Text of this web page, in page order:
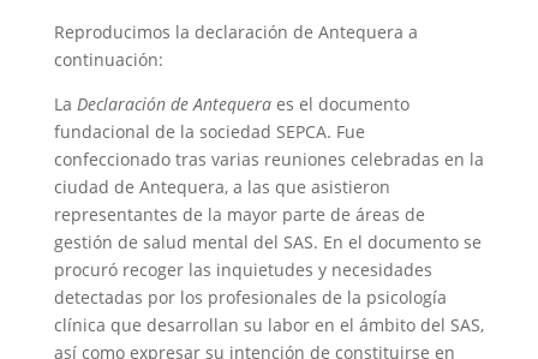
Reproducimos la declaración de Antequera a
continuación:
La Declaración de Antequeraes el documento
fundacional de la sociedad SEPCA. Fue
confeccionado tras varias reuniones celebradas en la
ciudad de Antequera, a las que asistieron
representantes de la mayor parte de áreas de
gestión de salud mental del SAS. En el documento se
procuró recoger las inquietudes y necesidades
detectadas por los profesionales de la psicología
clínica que desarrollan su labor en el ámbito del SAS,
así como expresar su intención de constituirse en